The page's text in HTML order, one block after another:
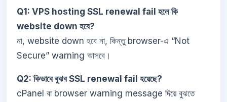
Q1: VPS hosting SSL renewal fail হলে কি
website down হবে?
না, website down হবে না, কিন্তু browser-এ “Not
Secure” warning আসবে।
Q2: কিভাবে বুঝব SSL renewal fail হয়েছে?
cPanel বা browser warning message দিয়ে বুঝতে